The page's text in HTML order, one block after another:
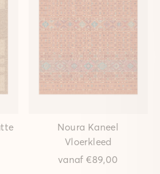
Noura Kaneel
Vloerkleed
vanaf€89,00